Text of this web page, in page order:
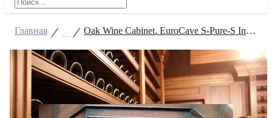
Главная Oak Wine Cabinet. EuroCave S-Pure-S Inside.